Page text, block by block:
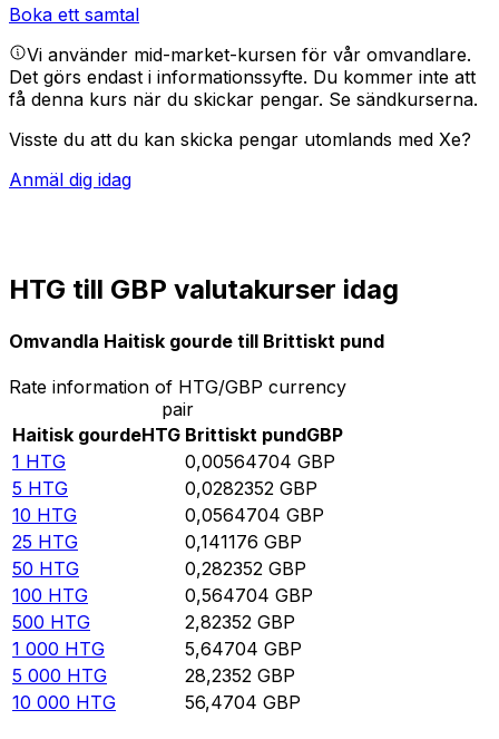
Boka ett samtal
Vi använder mid-market-kursen för vår omvandlare.
Det görs endast i informationssyfte. Du kommer inte att
få denna kurs när du skickar pengar. Se sändkurserna.
Visste du att du kan skicka pengar utomlands med Xe?
Anmäl dig idag
HTG till GBP valutakurser idag
Omvandla Haitisk gourde till Brittiskt pund
Rate information of HTG/GBP currency
pair
Haitisk gourdeHTG Brittiskt pundGBP
1 HTG 0,00564704 GBP
5 HTG 0,0282352 GBP
10 HTG 0,0564704 GBP
25 HTG 0,141176 GBP
50 HTG 0,282352 GBP
100 HTG 0,564704 GBP
500 HTG 2,82352 GBP
1 000 HTG 5,64704 GBP
5 000 HTG 28,2352 GBP
10 000 HTG 56,4704 GBP